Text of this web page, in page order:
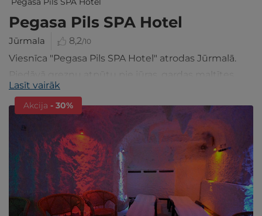
Pegasa Pils SPA Hotel
Jūrmala 8,2/10
Viesnīca "Pegasa Pils SPA Hotel" atrodas Jūrmalā.
Piedāvā greznu atpūtu pie jūras, gardas maltītes,
atpūtu SPA oāzē, sāls istabā un citu. Ieskaties!
Lasīt vairāk
Akcija - 30%